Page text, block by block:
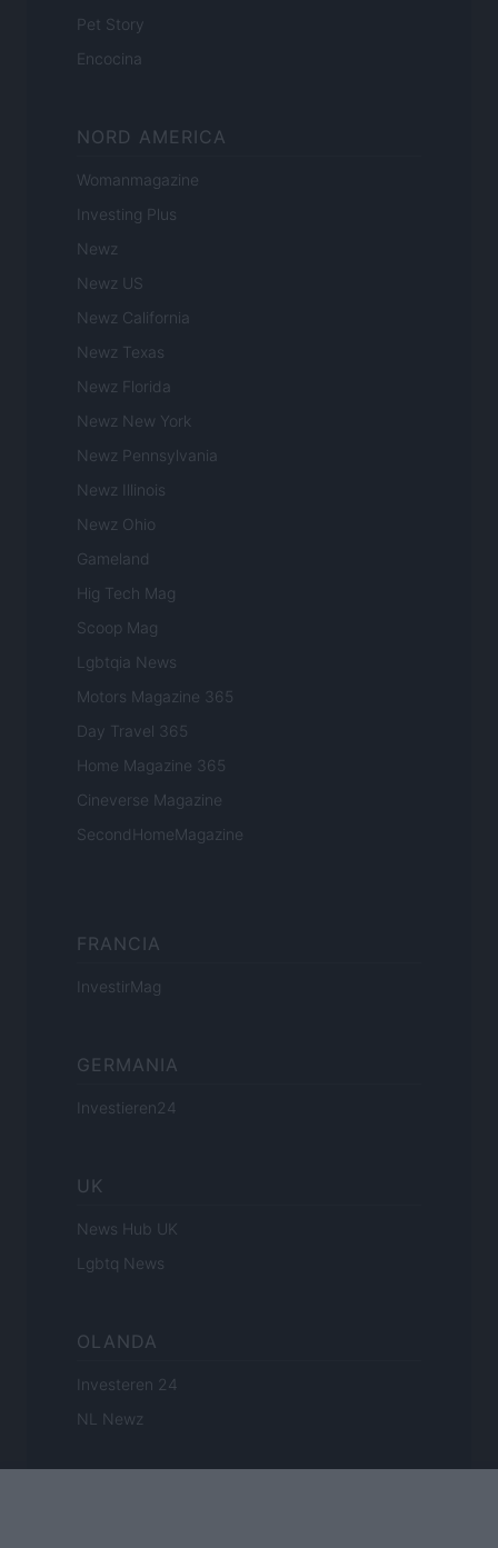
Pet Story
Encocina
NORD AMERICA
Womanmagazine
Investing Plus
Newz
Newz US
Newz California
Newz Texas
Newz Florida
Newz New York
Newz Pennsylvania
Newz Illinois
Newz Ohio
Gameland
Hig Tech Mag
Scoop Mag
Lgbtqia News
Motors Magazine 365
Day Travel 365
Home Magazine 365
Cineverse Magazine
SecondHomeMagazine
FRANCIA
InvestirMag
GERMANIA
Investieren24
UK
News Hub UK
Lgbtq News
OLANDA
Investeren 24
NL Newz